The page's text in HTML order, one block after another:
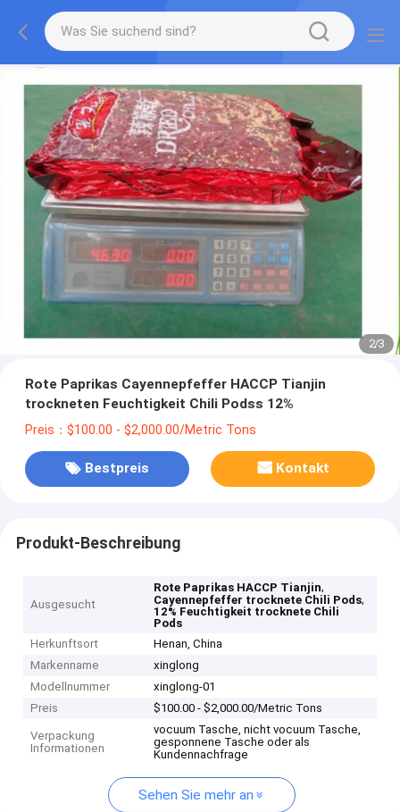
2/3
Rote Paprikas Cayennepfeffer HACCP Tianjin
trockneten Feuchtigkeit Chili Podss 12%
Preis：$100.00 - $2,000.00/Metric Tons
Bestpreis Kontakt
Produkt-Beschreibung
Ausgesucht
Rote Paprikas HACCP Tianjin,
Cayennepfeffer trocknete Chili Pods,
12% Feuchtigkeit trocknete Chili
Pods
Herkunftsort
Henan, China
Markenname
xinglong
Modellnummer
xinglong-01
Preis
$100.00 - $2,000.00/Metric Tons
Verpackung
Informationen
vocuum Tasche, nicht vocuum Tasche,
gesponnene Tasche oder als
Kundennachfrage
Sehen Sie mehr an